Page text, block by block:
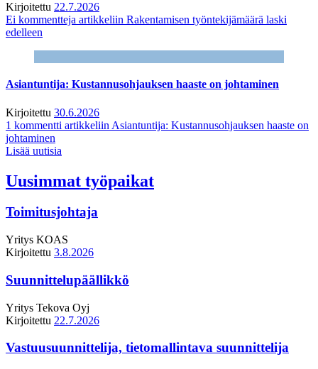
Kirjoitettu 22.7.2026
Ei kommentteja artikkeliin Rakentamisen työntekijämäärä laski
edelleen
Asiantuntija: Kustannusohjauksen haaste on johtaminen
Kirjoitettu 30.6.2026
1 kommentti artikkeliin Asiantuntija: Kustannusohjauksen haaste on
johtaminen
Lisää uutisia
Uusimmat työpaikat
Toimitusjohtaja
Yritys KOAS
Kirjoitettu 3.8.2026
Suunnittelupäällikkö
Yritys Tekova Oyj
Kirjoitettu 22.7.2026
Vastuusuunnittelija, tietomallintava suunnittelija